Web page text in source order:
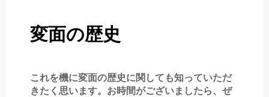
変面の歴史
これを機に変面の歴史に関しても知っていただ
きたく思います。お時間がございましたら、ぜ